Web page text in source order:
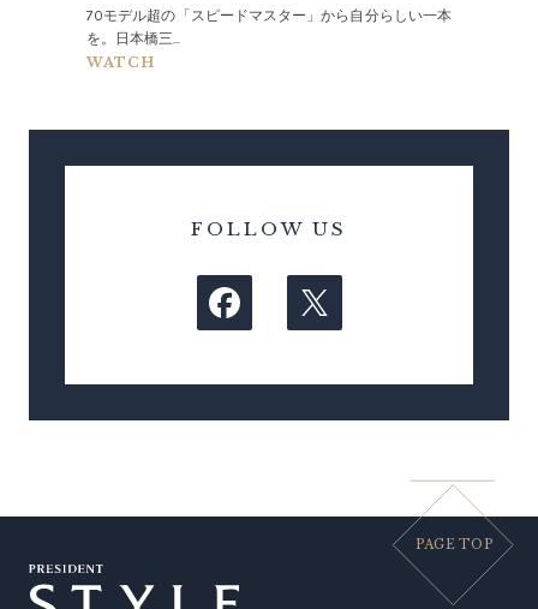
70モデル超の「スピードマスター」から自分らしい一本
を。日本橋三...
WATCH
FOLLOW US
PAGE TOP